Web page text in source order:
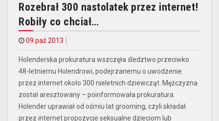
Rozebrał 300 nastolatek przez internet!
Robiły co chciał…
09 paź 2013
Holenderska prokuratura wszczęła śledztwo przeciwko
48-letniemu Holendrowi, podejrzanemu o uwodzenie
przez internet około 300 nieletnich dziewcząt. Mężczyzna
został aresztowany – poinformowała prokuratura.
Holender uprawiał od ośmiu lat grooming, czyli składał
przez internet propozycje seksualne dzieciom lub